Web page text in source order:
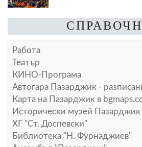
Работа
Театър
КИНО-Програма
Автогара Пазарджик -
Карта на Пазарджик в
Исторически музей Пазарджик
ХГ "Ст. Доспевски"
Библиотека "Н. Фурнаджиев"